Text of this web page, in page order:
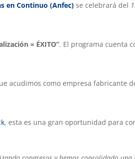
en Continuo (Anfec) se celebrará del
= ÉXITO”. El programa cuenta
acudimos como empresa fabricante
, esta es una gran oportunidad para